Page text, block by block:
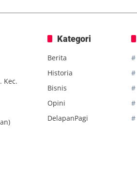
Kec.
Kategori
Berita
Historia
Bisnis
Opini
DelapanPagi